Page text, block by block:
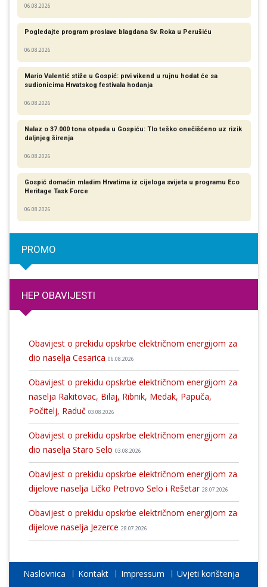
06.08.2026
Pogledajte program proslave blagdana Sv. Roka u Perušiću
06.08.2026
Mario Valentić stiže u Gospić: prvi vikend u rujnu hodat će sa
sudionicima Hrvatskog festivala hodanja
06.08.2026
Nalaz o 37.000 tona otpada u Gospiću: Tlo teško onečišćeno uz rizik
daljnjeg širenja
06.08.2026
Gospić domaćin mladim Hrvatima iz cijeloga svijeta u programu Eco
Heritage Task Force
06.08.2026
PROMO
HEP OBAVIJESTI
Obavijest o prekidu opskrbe električnom energijom za
dio naselja Cesarica 06.08.2026
Obavijest o prekidu opskrbe električnom energijom za
naselja Rakitovac, Bilaj, Ribnik, Medak, Papuča,
Počitelj, Raduč 03.08.2026
Obavijest o prekidu opskrbe električnom energijom za
dio naselja Staro Selo 03.08.2026
Obavijest o prekidu opskrbe električnom energijom za
dijelove naselja Ličko Petrovo Selo i Rešetar 28.07.2026
Obavijest o prekidu opskrbe električnom energijom za
dijelove naselja Jezerce 28.07.2026
Naslovnica Kontakt Impressum Uvjeti korištenja